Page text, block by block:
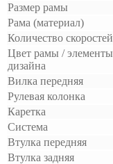
Размер рамы
Рама (материал)
Количество скоростей
Цвет рамы / элементы
дизайна
Вилка передняя
Рулевая колонка
Каретка
Система
Втулка передняя
Втулка задняя